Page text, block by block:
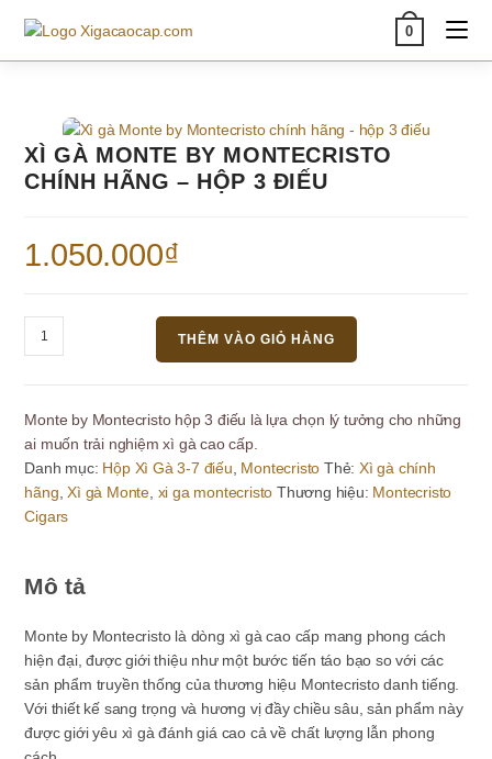
content
0
XÌ GÀ MONTE BY MONTECRISTO
CHÍNH HÃNG – HỘP 3 ĐIẾU
1.050.000₫
gà
Montecristo
chính
hãng
-
hộp
số
THÊM VÀO GIỎ HÀNG
Monte by Montecristo hộp 3 điếu là lựa chọn lý tưởng cho những
ai muốn trải nghiệm xì gà cao cấp.
Danh mục: Hộp Xì Gà 3-7 điếu, Montecristo Thẻ:Xì gà chính
hãng,Xì gà Monte, xi ga montecristo Thương hiệu: Montecristo
Cigars
Mô tả
Monte by Montecristo là dòng xì gà cao cấp mang phong cách
hiện đại, được giới thiệu như một bước tiến táo bạo so với các
sản phẩm truyền thống của thương hiệu Montecristo danh tiếng.
Với thiết kế sang trọng và hương vị đầy chiều sâu, sản phẩm này
được giới yêu xì gà đánh giá cao cả về chất lượng lẫn phong